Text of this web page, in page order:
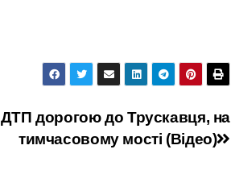
ДТП дорогою до Трускавця, на
тимчасовому мості (Відео)